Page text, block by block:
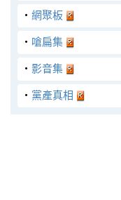
‧ 網聚板
‧ 嗆扁集
‧ 影音集
‧ 黨產真相